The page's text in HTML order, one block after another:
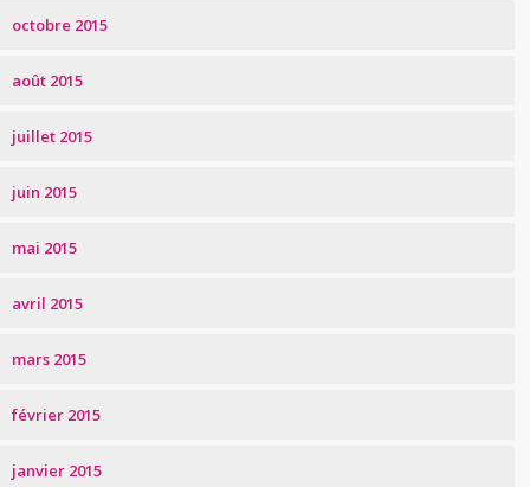
octobre 2015
août 2015
juillet 2015
juin 2015
mai 2015
avril 2015
mars 2015
février 2015
janvier 2015